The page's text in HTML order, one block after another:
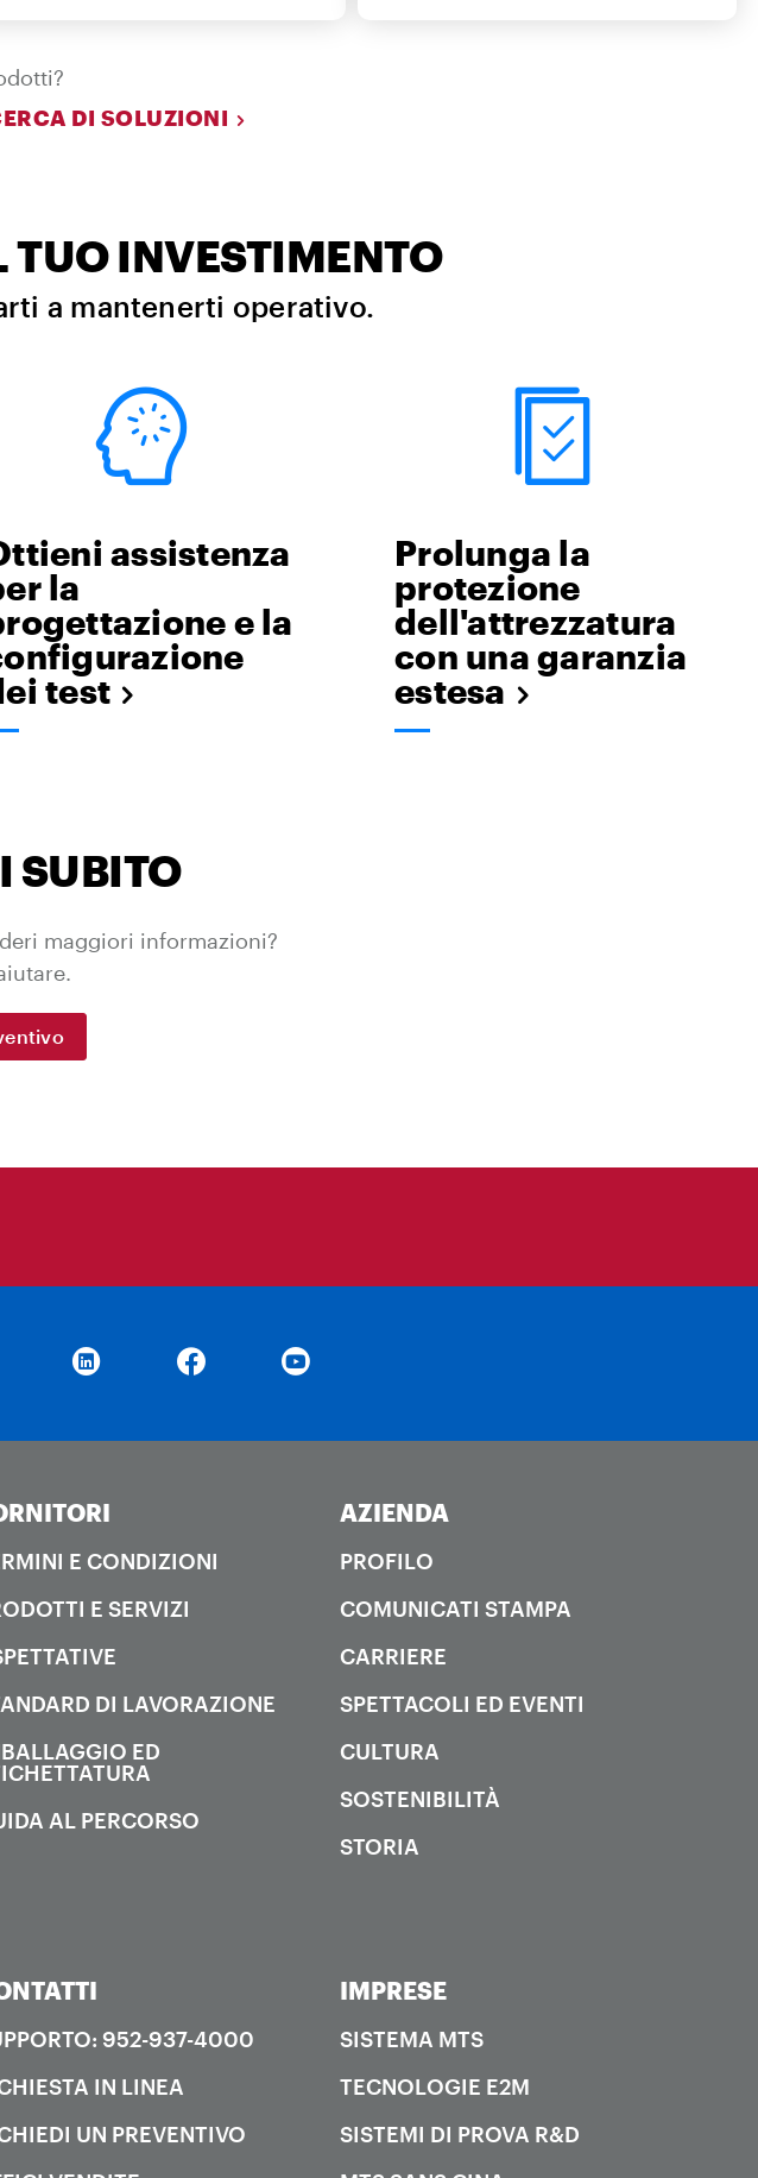
DI SOLUZIONI
INVESTIMENTO
a mantenerti operativo.
assistenza
la
e la
test
Prolunga la
protezione
dell'attrezzatura
con una garanzia
estesa
SUBITO
maggiori informazioni?
E CONDIZIONI
E SERVIZI
DI LAVORAZIONE
ED
AL PERCORSO
AZIENDA
PROFILO
COMUNICATI STAMPA
CARRIERE
SPETTACOLI ED EVENTI
CULTURA
SOSTENIBILITÀ
STORIA
952-937-4000
IN LINEA
UN PREVENTIVO
IMPRESE
SISTEMA MTS
TECNOLOGIE E2M
SISTEMI DI PROVA R&D